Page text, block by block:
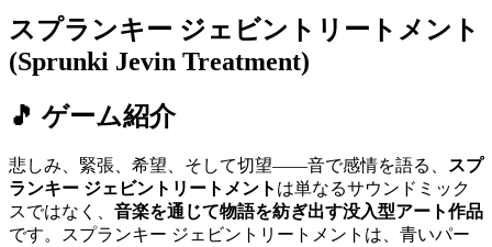
スプランキー ジェビントリートメント
(Sprunki Jevin Treatment)
🎵 ゲーム紹介
悲しみ、緊張、希望、そして切望——音で感情を語る、 スプ
ランキー ジェビントリートメント は単なるサウンドミック
スではなく、 音楽を通じて物語を紡ぎ出す没入型アート作品
です。スプランキー ジェビントリートメントは、青いパー